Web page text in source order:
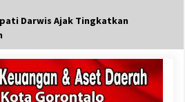
Darwis Ajak Tingkatkan